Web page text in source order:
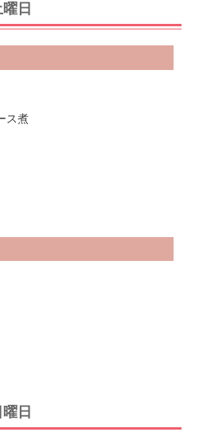
日
ス煮
日